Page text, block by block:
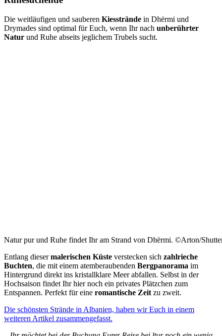
Die weitläufigen und sauberen Kiesstrände in Dhërmi und
Drymades sind optimal für Euch, wenn Ihr nach unberührter
Natur und Ruhe abseits jeglichem Trubels sucht.
Natur pur und Ruhe findet Ihr am Strand von Dhërmi. ©Arton/
Entlang diesermalerischen Küste verstecken sich zahlrieche
Buchten, die mit einem atemberaubenden Bergpanorama im
Hintergrund direkt ins kristallklare Meer abfallen. Selbst in der
Hochsaison findet Ihr hier noch ein privates Plätzchen zum
Entspannen. Perfekt für eine romantische Zeit zu zweit.
Die schönsten Strände in Albanien, haben wir Euch in einem
weiteren Artikel zusammengefasst.